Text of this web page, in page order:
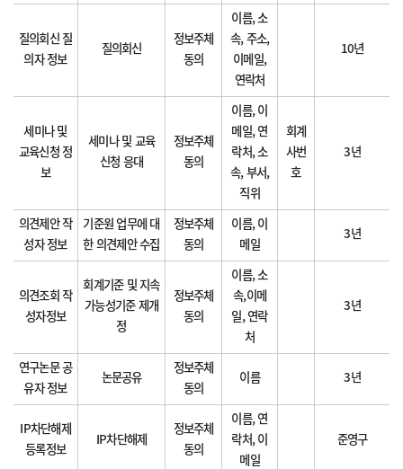
질의회신 질
의자 정보
질의회신
정보주체
동의
이름, 소
속, 주소,
이메일,
연락처
10년
세미나 및
교육신청 정
보
세미나 및 교육
신청 응대
정보주체
동의
이름, 이
메일, 연
락처, 소
속, 부서,
직위
회계
사번
호
3년
의견제안 작
성자 정보
기준원 업무에 대
한 의견제안 수집
정보주체
동의
이름, 이
메일
3년
의견조회 작
성자정보
회계기준 및 지속
가능성기준 제개
정
정보주체
동의
이름, 소
속,이메
일, 연락
처
3년
연구논문 공
유자 정보
논문공유
정보주체
동의
이름 3년
IP차단해제
등록정보
IP차단해제
정보주체
동의
이름, 연
락처, 이
메일
준영구